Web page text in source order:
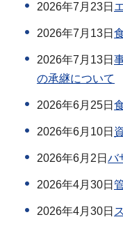
2026年7月23日
2026年7月13日
2026年7月13日
の承継について
2026年6月25日
2026年6月10日
2026年6月2日 バ
2026年4月30日
2026年4月30日